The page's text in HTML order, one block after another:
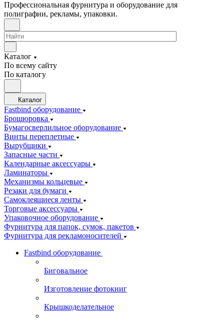
Профессиональная фурнитура и оборудование для
полиграфии, рекламы, упаковки.
Каталог
По всему сайту
По каталогу
Каталог
Fastbind оборудование
Брошюровка
Бумагосверлильное оборудование
Винты переплетные
Вырубщики
Запасные части
Календарные аксессуары
Ламинаторы
Механизмы кольцевые
Резаки для бумаги
Самоклеящиеся ленты
Торговые аксессуары
Упаковочное оборудование
Фурнитура для папок, сумок, пакетов
Фурнитура для рекламоносителей
Fastbind оборудование
Биговальное
Изготовление фотокниг
Крышкоделательное